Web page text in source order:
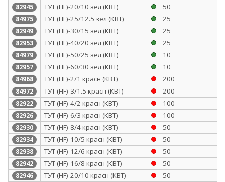
82945 ТУТ (HF)-20/10 зел (КВТ) 50
84975 ТУТ (HF)-25/12.5 зел (КВТ) 25
82949 ТУТ (HF)-30/15 зел (КВТ) 25
82953 ТУТ (HF)-40/20 зел (КВТ) 25
84979 ТУТ (HF)-50/25 зел (КВТ) 10
82957 ТУТ (HF)-60/30 зел (КВТ) 10
84968 ТУТ (HF)-2/1 красн (КВТ) 200
84972 ТУТ (HF)-3/1.5 красн (КВТ) 200
82922 ТУТ (HF)-4/2 красн (КВТ) 100
82926 ТУТ (HF)-6/3 красн (КВТ) 100
82930 ТУТ (HF)-8/4 красн (КВТ) 50
82934 ТУТ (HF)-10/5 красн (КВТ) 50
82938 ТУТ (HF)-12/6 красн (КВТ) 50
82942 ТУТ (HF)-16/8 красн (КВТ) 50
82946 ТУТ (HF)-20/10 красн (КВТ) 50